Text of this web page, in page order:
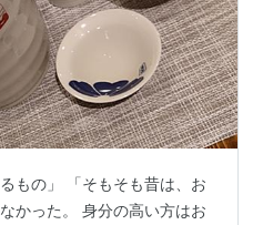
もの」 「そもそも昔は、お
かった。 身分の高い方はお